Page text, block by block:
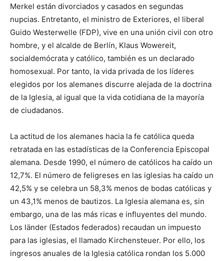
Merkel están divorciados y casados en segundas
nupcias. Entretanto, el ministro de Exteriores, el liberal
Guido Westerwelle (FDP), vive en una unión civil con otro
hombre, y el alcalde de Berlín, Klaus Wowereit,
socialdemócrata y católico, también es un declarado
homosexual. Por tanto, la vida privada de los líderes
elegidos por los alemanes discurre alejada de la doctrina
de la Iglesia, al igual que la vida cotidiana de la mayoría
de ciudadanos.
La actitud de los alemanes hacia la fe católica queda
retratada en las estadísticas de la Conferencia Episcopal
alemana. Desde 1990, el número de católicos ha caído un
12,7%. El número de feligreses en las iglesias ha caído un
42,5% y se celebra un 58,3% menos de bodas católicas y
un 43,1% menos de bautizos. La Iglesia alemana es, sin
embargo, una de las más ricas e influyentes del mundo.
Los länder (Estados federados) recaudan un impuesto
para las iglesias, el llamado Kirchensteuer. Por ello, los
ingresos anuales de la Iglesia católica rondan los 5.000